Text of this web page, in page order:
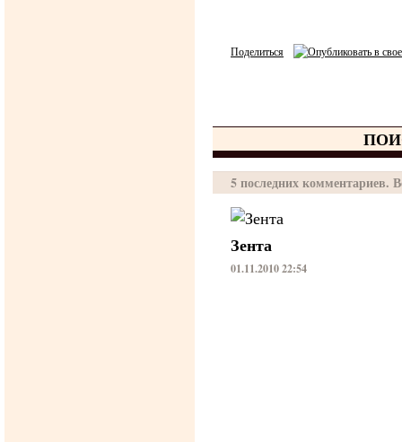
Поделиться
5 последних комментариев.
Зента
01.11.2010 22:54